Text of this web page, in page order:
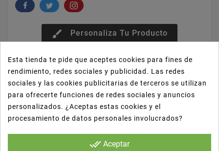
brush Personaliza Tu Producto
Escribe tu reseña
Descripción
Esta tienda te pide que aceptes cookies para fines de
rendimiento, redes sociales y publicidad. Las redes
sociales y las cookies publicitarias de terceros se utilizan
para ofrecerte funciones de redes sociales y anuncios
personalizados. ¿Aceptas estas cookies y el
procesamiento de datos personales involucrados?
done_all Aceptar